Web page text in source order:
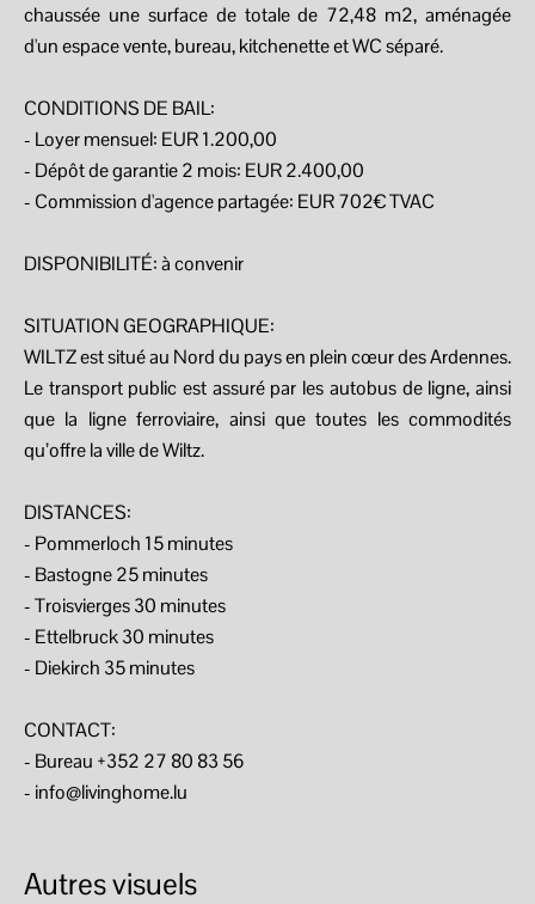
chaussée une surface de totale de 72,48 m2, aménagée
d'un espace vente, bureau, kitchenette et WC séparé.
CONDITIONS DE BAIL:
- Loyer mensuel: EUR 1.200,00
- Dépôt de garantie 2 mois: EUR 2.400,00
- Commission d'agence partagée: EUR 702€ TVAC
DISPONIBILITÉ: à convenir
SITUATION GEOGRAPHIQUE:
WILTZ est situé au Nord du pays en plein cœur des Ardennes.
Le transport public est assuré par les autobus de ligne, ainsi
que la ligne ferroviaire, ainsi que toutes les commodités
qu’offre la ville de Wiltz.
DISTANCES:
- Pommerloch 15 minutes
- Bastogne 25 minutes
- Troisvierges 30 minutes
- Ettelbruck 30 minutes
- Diekirch 35 minutes
CONTACT:
- Bureau +352 27 80 83 56
- info@livinghome.lu
Autres visuels